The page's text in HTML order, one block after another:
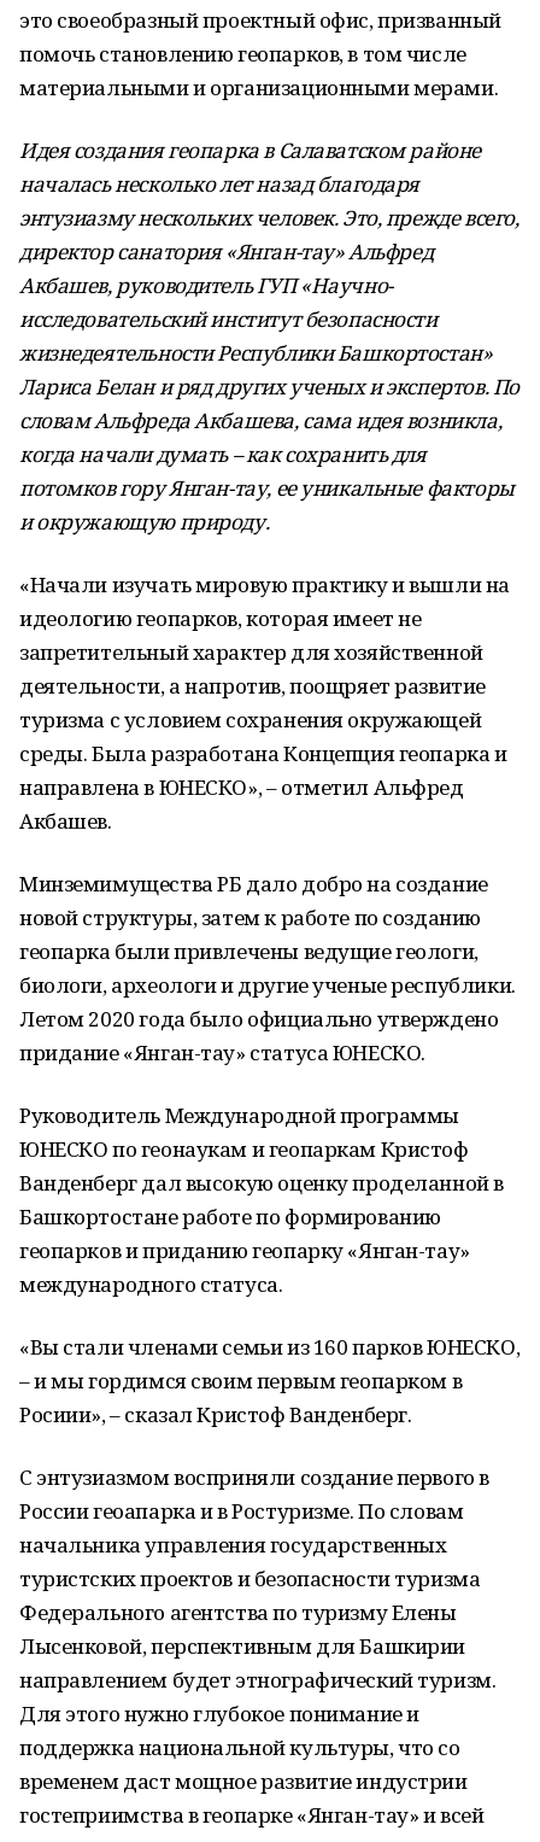
это своеобразный проектный офис, призванный
помочь становлению геопарков, в том числе
материальными и организационными мерами.
Идея создания геопарка в Салаватском районе
началась несколько лет назад благодаря
энтузиазму нескольких человек. Это, прежде всего,
директор санатория«Янган-тау»Альфред
Акбашев, руководитель ГУП«Научно-
исследовательский институт безопасности
жизнедеятельности Республики Башкортостан»
Лариса Белан и ряд других ученых и экспертов. По
словам Альфреда Акбашева, сама идея возникла,
когда начали думать–как сохранить для
потомков гору Янган-тау, ее уникальные факторы
и окружающую природу.
«Начали изучать мировую практику и вышли на
идеологию геопарков, которая имеет не
запретительный характер для хозяйственной
деятельности, а напротив, поощряет развитие
туризма с условием сохранения окружающей
среды. Была разработана Концепция геопарка и
направлена в ЮНЕСКО», – отметил Альфред
Акбашев.
Минземимущества РБ дало добро на создание
новой структуры, затем к работе по созданию
геопарка были привлечены ведущие геологи,
биологи, археологи и другие ученые республики.
Летом 2020 года было официально утверждено
придание «Янган-тау» статуса ЮНЕСКО.
Руководитель Международной программы
ЮНЕСКО по геонаукам и геопаркам Кристоф
Ванденберг дал высокую оценку проделанной в
Башкортостане работе по формированию
геопарков и приданию геопарку «Янган-тау»
международного статуса.
«Вы стали членами семьи из 160 парков ЮНЕСКО,
– и мы гордимся своим первым геопарком в
Росиии», – сказал Кристоф Ванденберг.
С энтузиазмом восприняли создание первого в
России геоапарка и в Ростуризме. По словам
начальника управления государственных
туристских проектов и безопасности туризма
Федерального агентства по туризму Елены
Лысенковой, перспективным для Башкирии
направлением будет этнографический туризм.
Для этого нужно глубокое понимание и
поддержка национальной культуры, что со
временем даст мощное развитие индустрии
гостеприимства в геопарке «Янган-тау» и всей